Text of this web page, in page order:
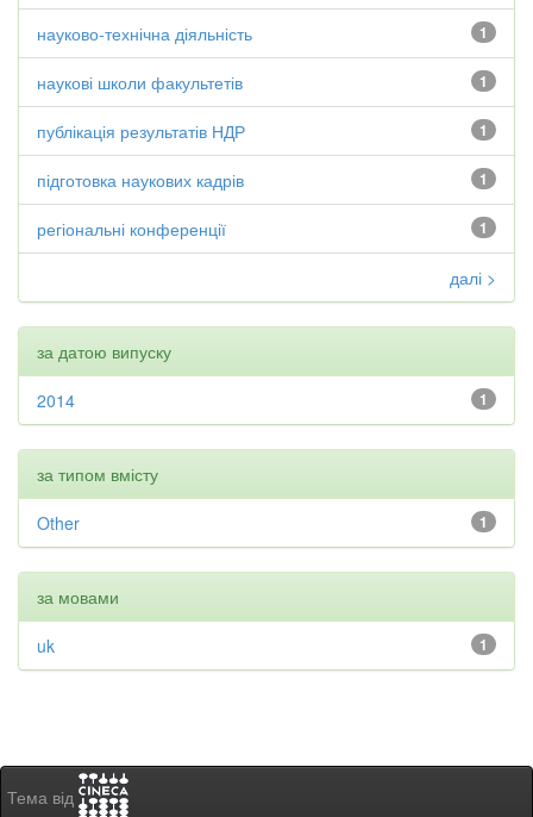
1
науково-технічна діяльність
1
наукові школи факультетів
1
публікація результатів НДР
1
підготовка наукових кадрів
1
регіональні конференції
далі >
за датою випуску
1
2014
за типом вмісту
1
Other
за мовами
1
uk
Тема від